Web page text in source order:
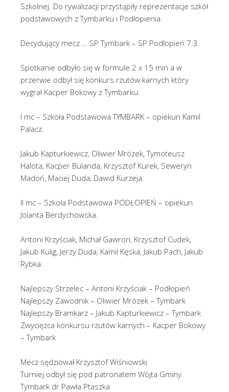
Szkolnej. Do rywalizacji przystąpiły reprezentacje szkół
podstawowych z Tymbarku i Podłopienia.
Decydujący mecz … SP Tymbark – SP Podłopień 7:3
Spotkanie odbyło się w formule 2 x 15 min a w
przerwie odbył się konkurs rzutów karnych który
wygrał Kacper Bokowy z Tymbarku.
I mc – Szkoła Podstawowa TYMBARK – opiekun Kamil
Palacz.
Jakub Kapturkiewicz, Oliwier Mrózek, Tymoteusz
Halota, Kacper Bulanda, Krzysztof Kurek, Seweryn
Madoń, Maciej Duda, Dawid Kurzeja.
II mc – Szkoła Podstawowa PODŁOPIEŃ – opiekun
Jolanta Berdychowska.
Antoni Krzyściak, Michał Gawron, Krzysztof Cudek,
Jakub Kulig, Jerzy Duda, Kamil Kęska, Jakub Pach, Jakub
Rybka.
Najlepszy Strzelec – Antoni Krzyściak – Podłopień
Najlepszy Zawodnik – Oliwier Mrózek – Tymbark
Najlepszy Bramkarz – Jakub Kapturkiewicz – Tymbark
Zwycięzca konkursu rzutów karnych – Kacper Bokowy
– Tymbark
Mecz sędziował Krzysztof Wiśniowski
Turniej odbył się pod patronatem Wójta Gminy
Tymbark dr Pawła Ptaszka